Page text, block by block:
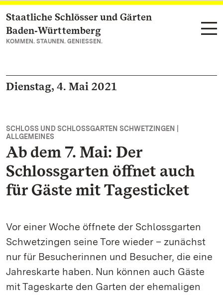
Zum Hauptinhalt springen
Staatliche Schlösser und Gärten
Baden‑Württemberg
KOMMEN. STAUNEN. GENIESSEN.
Dienstag, 4. Mai 2021
SCHLOSS UND SCHLOSSGARTEN SCHWETZINGEN |
ALLGEMEINES
Ab dem 7. Mai: Der
Schlossgarten öffnet auch
für Gäste mit Tagesticket
Vor einer Woche öffnete der Schlossgarten
Schwetzingen seine Tore wieder – zunächst
nur für Besucherinnen und Besucher, die eine
Jahreskarte haben. Nun können auch Gäste
mit Tageskarte den Garten der ehemaligen